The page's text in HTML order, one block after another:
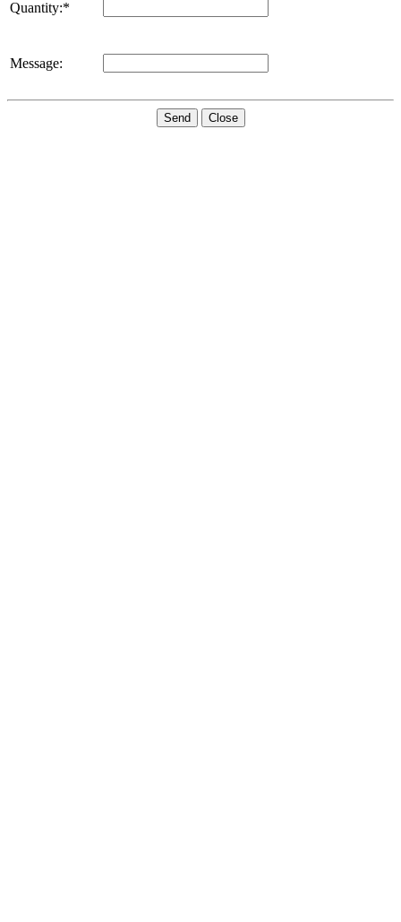
Quantity:*
Message:
Send Close